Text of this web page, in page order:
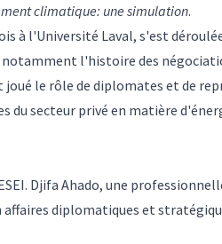
climatique: une simulation.
à l'Université Laval, s'est
l'histoire des
le rôle de diplomates et de
secteur privé en matière
Djifa Ahado, une
diplomatiques et